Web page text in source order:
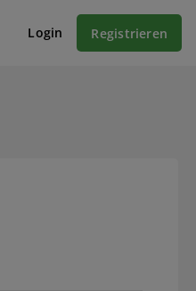
Login Registrieren